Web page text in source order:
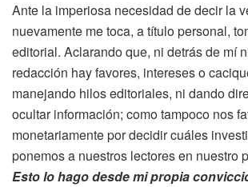
Ante la imperiosa necesidad de decir la
nuevamente me toca, a título personal,
editorial. Aclarando que, ni detrás de mí
redacción hay favores, intereses o
manejando hilos editoriales, ni dando
ocultar información; como tampoco nos
monetariamente por decidir cuáles
ponemos a nuestros lectores en nuestro
Esto lo hago desde mi propia